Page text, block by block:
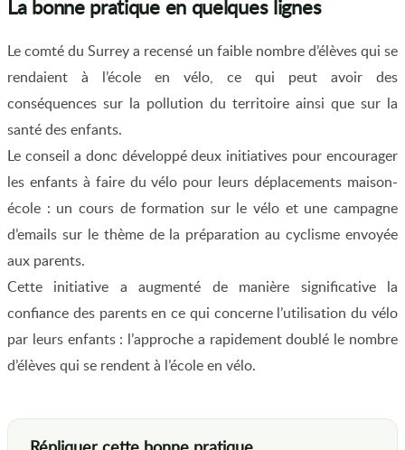
La bonne pratique en quelques lignes
Le comté du Surrey a recensé un faible nombre d’élèves qui se
rendaient à l’école en vélo, ce qui peut avoir des
conséquences sur la pollution du territoire ainsi que sur la
santé des enfants.
Le conseil a donc développé deux initiatives pour encourager
les enfants à faire du vélo pour leurs déplacements maison-
école : un cours de formation sur le vélo et une campagne
d’emails sur le thème de la préparation au cyclisme envoyée
aux parents.
Cette initiative a augmenté de manière significative la
confiance des parents en ce qui concerne l’utilisation du vélo
par leurs enfants : l’approche a rapidement doublé le nombre
d’élèves qui se rendent à l’école en vélo.